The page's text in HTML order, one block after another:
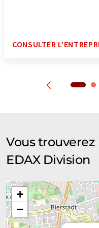
CONSULTER
Vous trouverez
EDAX Division
+
−